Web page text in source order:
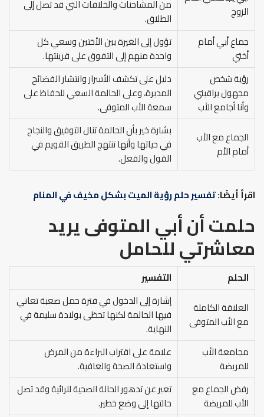
الزوج
من المشاحنات والخلافات التي قد تصل إلى
الطلاق.
جماع أبي أمام
أختي
تؤول إلى الغيرة بين الأختين وسعي كل
واحدة منهم إلى التفوق على قرينتها.
رؤية شخص
مجهول يراقبني
وأنا أجامع الأب
دليل على تكشف الأسرار وانتشار الفضائح
المدبرة، وعلى الحالمة السعي للحفاظ على
سمعة الأب المتوفى.
الجماع مع الأب
أمام الأم
بشارة خير بأن الحالمة تنال التوفيق والنجاح
في حياتها وأنها تنتهج الطريق القويم في
القول والفعل.
اقرأ أيضًا:تفسير حلم رؤية الميت بشكل مخيف في المنام
حلمت أن أبي المتوفى يريد
معاشرتي للحامل
الحلم
التفسير
العلاقة الكاملة
مع الأب المتوفى
إشارة إلى الدخول في فترة حمل صعبة تعاني
فيها الحالمة لكنها تحظى بولادة سليمة في
النهاية.
مجامعة الأب
للمريضة
علامة على اقتراب البراءة من المرض
واستعادة الصحة والعافية.
رفض الجماع مع
الأب للمريضة
تعبر عن تدهور الحالة الصحية للرائية وقد تصل
حالتها إلى وضع خطير.